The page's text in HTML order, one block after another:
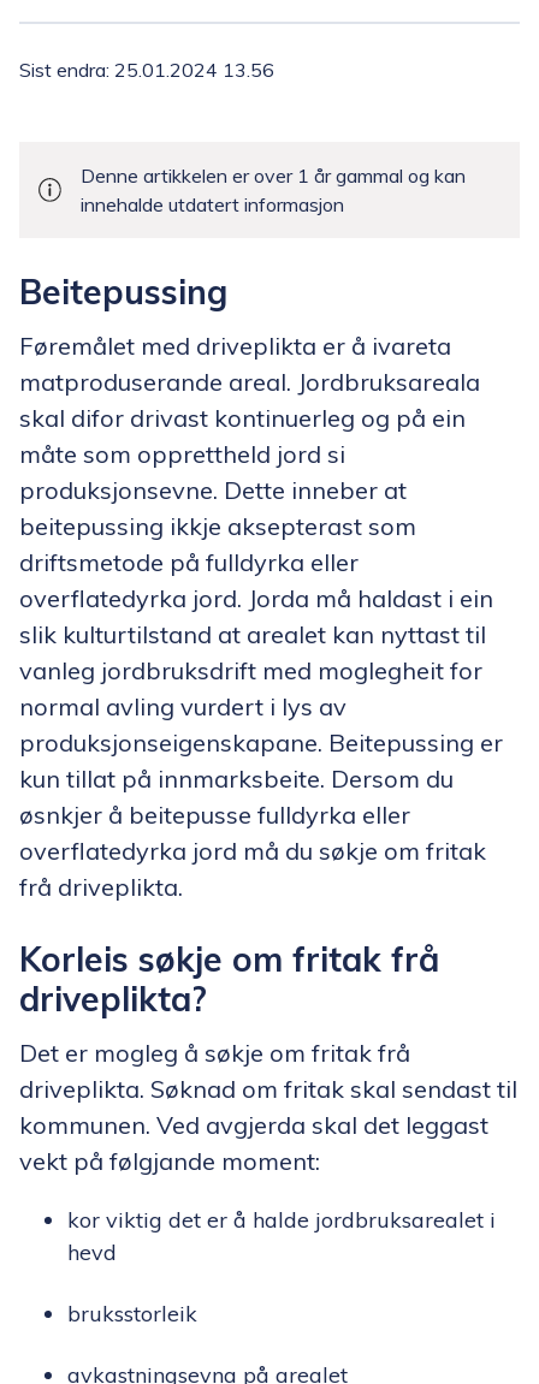
Sist endra 25.01.2024 13.56
Denne artikkelen er over 1 år gammal og kan
innehalde utdatert informasjon
Beitepussing
Føremålet med driveplikta er å ivareta
matproduserande areal. Jordbruksareala
skal difor drivast kontinuerleg og på ein
måte som opprettheld jord si
produksjonsevne. Dette inneber at
beitepussing ikkje aksepterast som
driftsmetode på fulldyrka eller
overflatedyrka jord. Jorda må haldast i ein
slik kulturtilstand at arealet kan nyttast til
vanleg jordbruksdrift med moglegheit for
normal avling vurdert i lys av
produksjonseigenskapane. Beitepussing er
kun tillat på innmarksbeite. Dersom du
øsnkjer å beitepusse fulldyrka eller
overflatedyrka jord må du søkje om fritak
frå driveplikta.
Korleis søkje om fritak frå
driveplikta?
Det er mogleg å søkje om fritak frå
driveplikta. Søknad om fritak skal sendast til
kommunen. Ved avgjerda skal det leggast
vekt på følgjande moment:
kor viktig det er å halde jordbruksarealet i
hevd
bruksstorleik
avkastningsevna på arealet